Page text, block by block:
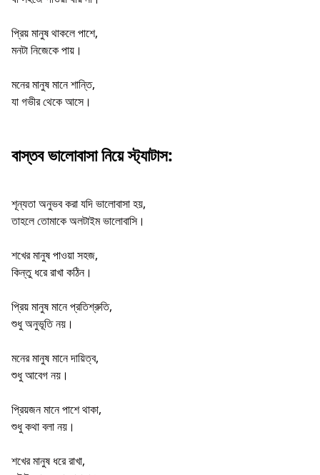
প্রিয় মানুষ থাকলে পাশে,
মনটা নিজেকে পায়।
মনের মানুষ মানে শান্তি,
যা গভীর থেকে আসে।
বাস্তব ভালোবাসা নিয়ে স্ট্যাটাস:
শূন্যতা অনুভব করা যদি ভালোবাসা হয়,
তাহলে তোমাকে অলটাইম ভালোবাসি।
শখের মানুষ পাওয়া সহজ,
কিন্তু ধরে রাখা কঠিন।
প্রিয় মানুষ মানে প্রতিশ্রুতি,
শুধু অনুভূতি নয়।
মনের মানুষ মানে দায়িত্ব,
শুধু আবেগ নয়।
প্রিয়জন মানে পাশে থাকা,
শুধু কথা বলা নয়।
শখের মানুষ ধরে রাখা,